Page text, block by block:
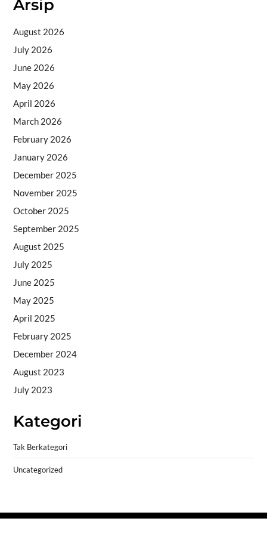
Arsip
August 2026
July 2026
June 2026
May 2026
April 2026
March 2026
February 2026
January 2026
December 2025
November 2025
October 2025
September 2025
August 2025
July 2025
June 2025
May 2025
April 2025
February 2025
December 2024
August 2023
July 2023
Kategori
Tak Berkategori
Uncategorized